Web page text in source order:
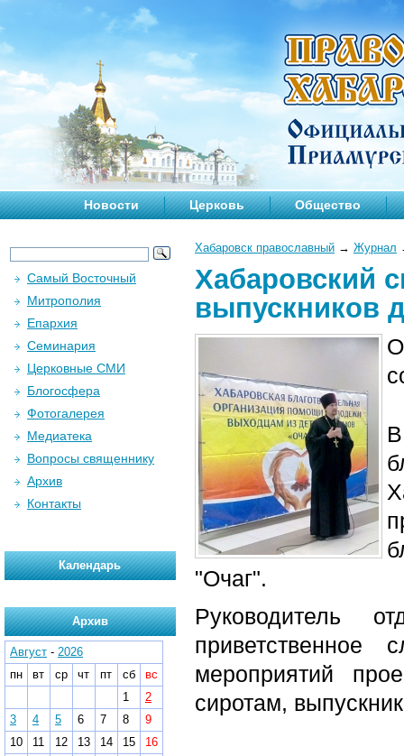
Новости Церковь Общество
Хабаровск православный → Журнал
Хабаровский
выпускников
"Очаг".
Руководитель
мероприятий
сиротам,
Самый Восточный
Митрополия
Епархия
Семинария
Церковные СМИ
Блогосфера
Фотогалерея
Медиатека
Вопросы священнику
Архив
Контакты
Календарь
Архив
Август - 2026
пн
вт ср чт пт сб
вс
1
2
3
4 5 6 7 8
9
10
11 12 13 14 15
16